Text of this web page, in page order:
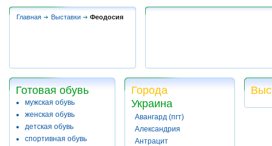
Главная Выставки Феодосия
Готовая обувь
мужская обувь
женская обувь
детская обувь
спортивная обувь
Города
Украина
Авангард (пгт)
Александрия
Антрацит